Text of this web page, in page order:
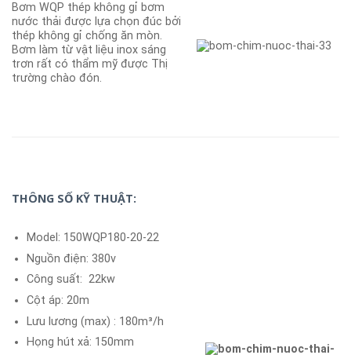
Bơm WQP thép không gỉ bơm
nước thải được lựa chọn đúc bởi
thép không gỉ chống ăn mòn.
Bơm làm từ vật liệu inox sáng
trơn rất có thẩm mỹ được Thị
trường chào đón.
THÔNG SỐ KỸ THUẬT:
Model: 150WQP180-20-22
Nguồn điện: 380v
Công suất: 22kw
Cột áp: 20m
Lưu lương (max) : 180m³/h
Họng hút xả: 150mm